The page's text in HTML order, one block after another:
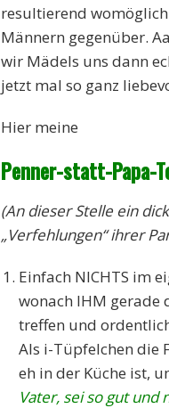
resultierend
Männern gegenüber.
wir Mädels uns dann
jetzt mal so ganz
Hier meine
Penner-statt-Papa-
(An dieser Stelle ein
„Verfehlungen“ ihrer
Einfach NICHTS im
wonach IHM gerade
treffen und
Als i-Tüpfelchen die
eh in der Küche ist,
Vater, sei so gut